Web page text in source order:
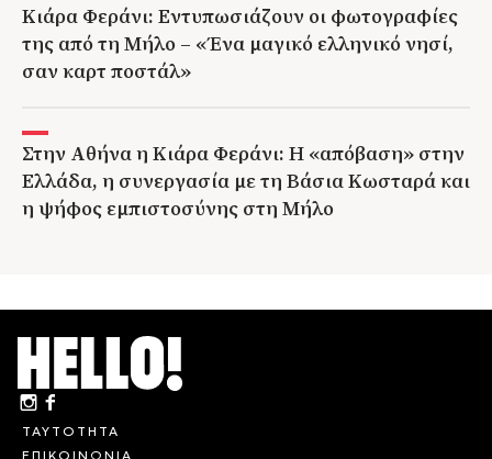
Κιάρα Φεράνι: Εντυπωσιάζουν οι φωτογραφίες
της από τη Μήλο – «Ένα μαγικό ελληνικό νησί,
σαν καρτ ποστάλ»
Στην Αθήνα η Κιάρα Φεράνι: Η «απόβαση» στην
Ελλάδα, η συνεργασία με τη Βάσια Κωσταρά και
η ψήφος εμπιστοσύνης στη Μήλο
ΤΑΥΤΟΤΗΤΑ
ΕΠΙΚΟΙΝΩΝΙΑ